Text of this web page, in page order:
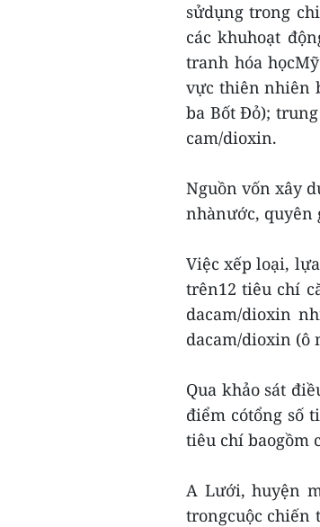
sửdụng trong
các khuhoạt
tranh hóa
vực thiên nhiên
ba Bốt Đỏ);
cam/dioxin.
Nguồn vốn xây
nhànước, quyên
Việc xếp loại,
trên12 tiêu chí
dacam/dioxin
dacam/dioxin (ô
Qua khảo sát
điểm cótổng số
tiêu chí baogồm
A Lưới, huyện
trongcuộc chiến